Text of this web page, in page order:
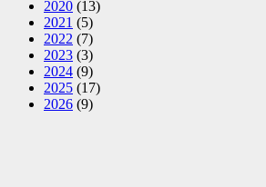
2020 (13)
2021 (5)
2022 (7)
2023 (3)
2024 (9)
2025 (17)
2026 (9)